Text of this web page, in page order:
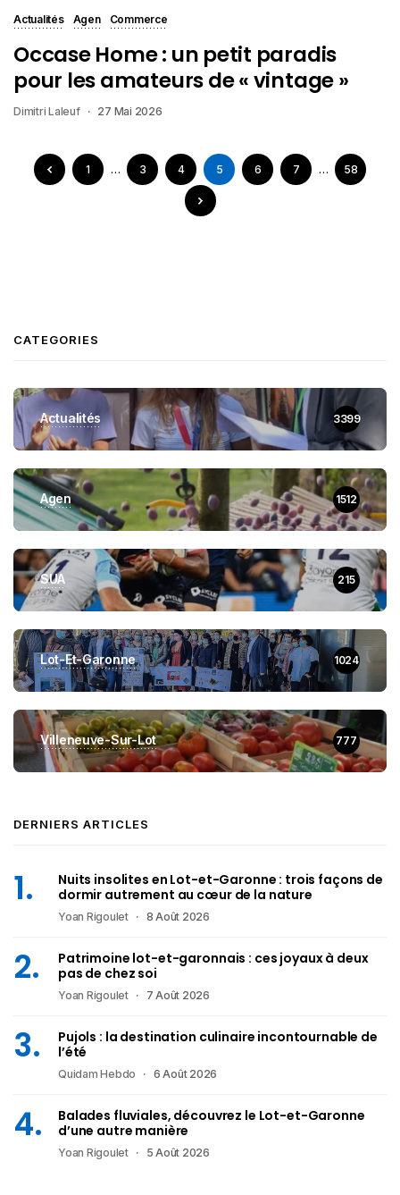
Actualités Agen Commerce
Occase Home : un petit paradis
pour les amateurs de « vintage »
Dimitri Laleuf 27 Mai 2026
1 … 3 4 5 6 7 … 58
CATEGORIES
Actualités 3399
Agen 1512
SUA 215
Lot-Et-Garonne 1024
Villeneuve-Sur-Lot 777
DERNIERS ARTICLES
Nuits insolites en Lot-et-Garonne : trois façons de
dormir autrement au cœur de la nature
Yoan Rigoulet 8 Août 2026
Patrimoine lot-et-garonnais : ces joyaux à deux
pas de chez soi
Yoan Rigoulet 7 Août 2026
Pujols : la destination culinaire incontournable de
l’été
Quidam Hebdo 6 Août 2026
Balades fluviales, découvrez le Lot-et-Garonne
d’une autre manière
Yoan Rigoulet 5 Août 2026